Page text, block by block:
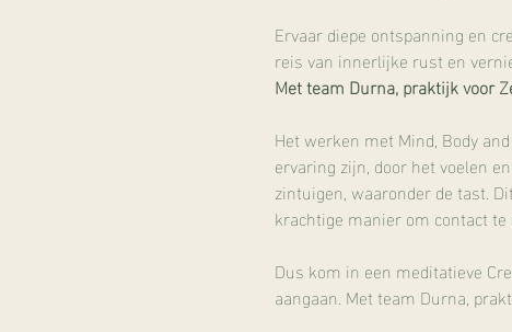
Ervaar diepe ontspanning en
reis van innerlijke rust en
Met team Durna, praktijk voor
Het werken met Mind, Body
ervaring zijn, door het voelen
zintuigen, waaronder de tast.
krachtige manier om contact
Dus kom in een meditatieve
aangaan. Met team Durna,